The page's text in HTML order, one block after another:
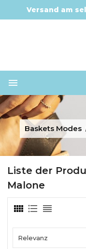
Versand am

Baskets Modes
Liste der
Malone
Relevanz